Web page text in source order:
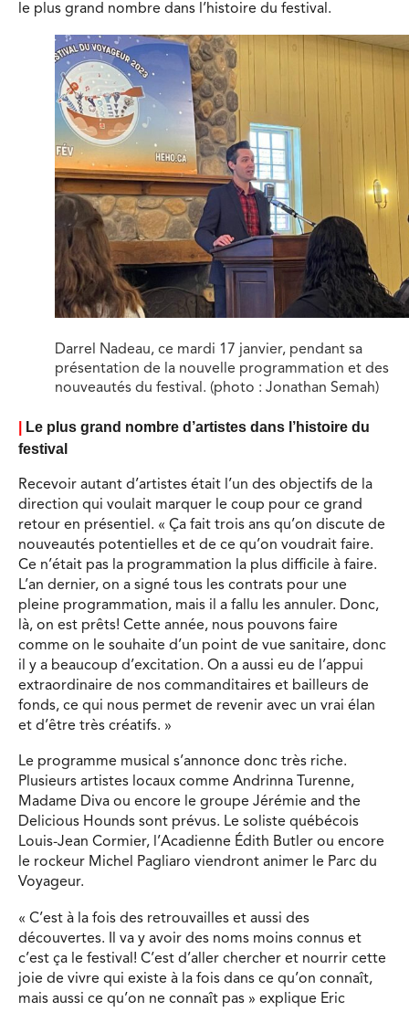
le plus grand nombre dans l’histoire du festival.
Darrel Nadeau, ce mardi 17 janvier, pendant sa
présentation de la nouvelle programmation et des
nouveautés du festival. (photo : Jonathan Semah)
Le plus grand nombre d’artistes dans l’histoire du
festival
Recevoir autant d’artistes était l’un des objectifs de la
direction qui voulait marquer le coup pour ce grand
retour en présentiel. « Ça fait trois ans qu’on discute de
nouveautés potentielles et de ce qu’on voudrait faire.
Ce n’était pas la programmation la plus difficile à faire.
L’an dernier, on a signé tous les contrats pour une
pleine programmation, mais il a fallu les annuler. Donc,
là, on est prêts! Cette année, nous pouvons faire
comme on le souhaite d’un point de vue sanitaire, donc
il y a beaucoup d’excitation. On a aussi eu de l’appui
extraordinaire de nos commanditaires et bailleurs de
fonds, ce qui nous permet de revenir avec un vrai élan
et d’être très créatifs. »
Le programme musical s’annonce donc très riche.
Plusieurs artistes locaux comme Andrinna Turenne,
Madame Diva ou encore le groupe Jérémie and the
Delicious Hounds sont prévus. Le soliste québécois
Louis-Jean Cormier, l’Acadienne Édith Butler ou encore
le rockeur Michel Pagliaro viendront animer le Parc du
Voyageur.
« C’est à la fois des retrouvailles et aussi des
découvertes. Il va y avoir des noms moins connus et
c’est ça le festival! C’est d’aller chercher et nourrir cette
joie de vivre qui existe à la fois dans ce qu’on connaît,
mais aussi ce qu’on ne connaît pas » explique Eric